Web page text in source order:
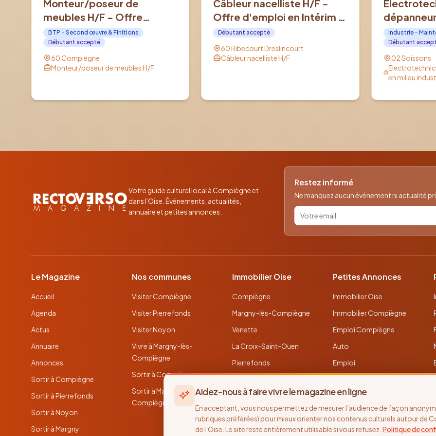
Monteur/poseur de
meubles H/F - Offre
d'emploi en Intérim à
COMPIEGNE (60)
BTP - Second œuvre & Finitions
Débutant accepté
60 Compiegne
Monteur/poseur de meubles H/F
Câbleur nacelliste H/F -
Offre d'emploi en Intérim à
RIBECOURT DRESLINCOURT
(60)
Débutant accepté
60 Ribecourt Dreslincourt
Câbleur nacelliste H/F
industriel
d'emploi en
SOISSONS
Industrie -
Débutant
02 Soissons
en milieu
Votre guide culturel local à Compiègne et
dans l'Oise. Événements, actualités,
annuaire et petites annonces.
Restez informé
Ne manquez aucun événement ni actualité
Votre email pour la newsletter
Le Magazine
Accueil
Agenda
Actus
Annuaire
Annonces
Sortir à Compiègne
Sortir à Pierrefonds
Sortir à Noyon
Sortir à Margny
Nos communes
Visiter Compiègne
Visiter Pierrefonds
Visiter Noyon
Vivre à Margny-lès-
Compiègne
Sortir à Compiègne
Sortir à Margny-lès-
Compiègne
Immobilier Oise
Compiègne
Margny-lès-Compiègne
Venette
La Croix-Saint-Ouen
Pierrefonds
Noyon
Thourotte
Petites Annonces
Immobilier Oise
Immobilier Compiègne
Emploi Compiègne
Auto
Emploi
Toutes les annonces
Aidez-nous à faire vivre le magazine en ligne
En acceptant, vous nous permettez de mesurer l’audience de façon
rubriques préférées) pour mieux orienter nos contenus culturels autour de
de l’Oise. Le site reste entièrement utilisable si vous refusez. Politique de